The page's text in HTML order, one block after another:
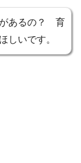
があるの？ 育
しいです。